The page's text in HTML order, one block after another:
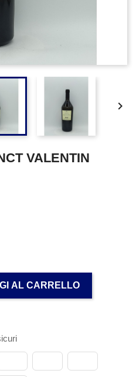

VALENTIN
AL CARRELLO